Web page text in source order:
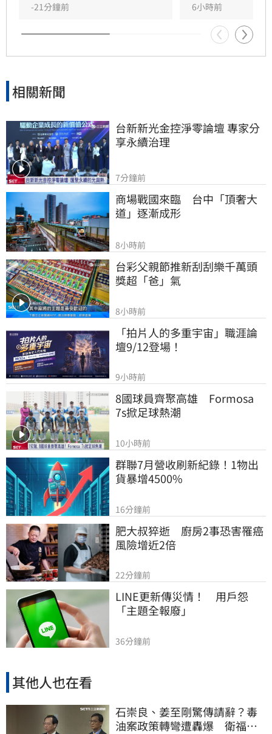
-21分鐘前 6小時前
相關新聞
台新新光金控淨零論壇 專家分
享永續治理
7分鐘前
商場戰國來臨　台中「頂奢大
道」逐漸成形
8小時前
台彩父親節推新刮刮樂千萬頭
獎超「爸」氣
8小時前
「拍片人的多重宇宙」職涯論
壇9/12登場！
9小時前
8國球員齊聚高雄　Formosa
7s掀足球熱潮
10小時前
群聯7月營收刷新紀錄！1物出
貨暴增4500%
16分鐘前
肥大叔猝逝　廚房2事恐害罹癌
風險增近2倍
22分鐘前
LINE更新傳災情！　用戶怨
「主題全報廢」
36分鐘前
其他人也在看
石崇良、姜至剛驚傳請辭？毒
油案政策轉彎遭轟爆 衛福部